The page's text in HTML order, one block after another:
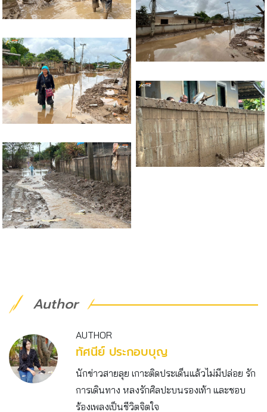
Author
AUTHOR
ทัศนีย์ ประกอบบุญ
นักข่าวสายลุย เกาะติดประเด็นแล้วไม่มีปล่อย รัก
การเดินทาง หลงรักศิลปะบนรองเท้า และชอบ
ร้องเพลงเป็นชีวิตจิตใจ